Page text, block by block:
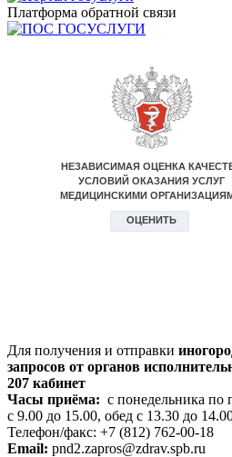
Платформа обратной связи
Для получения и отправки
запросов от органов
207 кабинет
Часы приёма: с понедельника по
с 9.00 до 15.00, обед с 13.30 до
Телефон/факс: +7 (812) 762-00-18
Email: pnd2.zapros@zdrav.spb.ru